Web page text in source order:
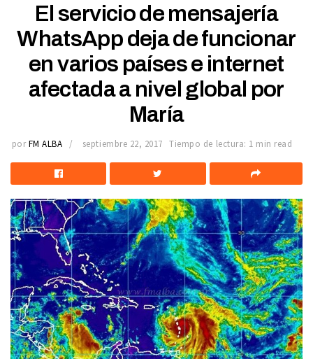
El servicio de mensajería
WhatsApp deja de funcionar
en varios países e internet
afectada a nivel global por
María
por FM ALBA septiembre 22, 2017 Tiempo de lectura: 1 min read